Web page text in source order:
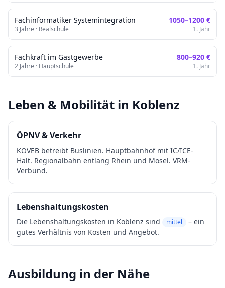
Fachinformatiker Systemintegration
3 Jahre · Realschule
1050–1200 €
1. Jahr
Fachkraft im Gastgewerbe
2 Jahre · Hauptschule
800–920 €
1. Jahr
Leben & Mobilität in Koblenz
ÖPNV & Verkehr
KOVEB betreibt Buslinien. Hauptbahnhof mit IC/ICE-
Halt. Regionalbahn entlang Rhein und Mosel. VRM-
Verbund.
Lebenshaltungskosten
Die Lebenshaltungskosten in Koblenz sind mittel
– ein
gutes Verhältnis von Kosten und Angebot.
Ausbildung in der Nähe